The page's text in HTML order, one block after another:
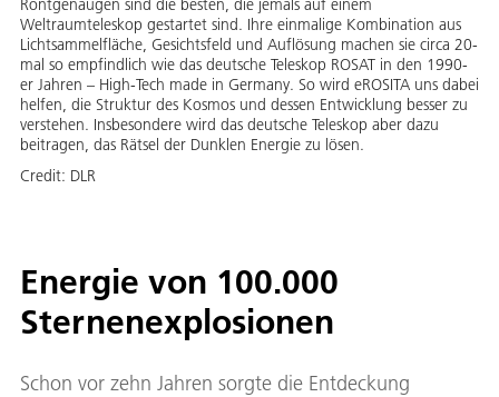
Röntgenaugen sind die besten, die jemals auf einem
Weltraumteleskop gestartet sind. Ihre einmalige Kombination aus
Lichtsammelfläche, Gesichtsfeld und Auflösung machen sie circa 20-
mal so empfindlich wie das deutsche Teleskop ROSAT in den 1990-
er Jahren – High-Tech made in Germany. So wird eROSITA uns dabei
helfen, die Struktur des Kosmos und dessen Entwicklung besser zu
verstehen. Insbesondere wird das deutsche Teleskop aber dazu
beitragen, das Rätsel der Dunklen Energie zu lösen.
Credit: DLR
Energie von 100.000
Sternenexplosionen
Schon vor zehn Jahren sorgte die Entdeckung